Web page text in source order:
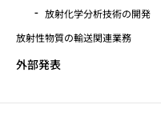
放射化学分析技術の開発
放射性物質の輸送関連業務
外部発表